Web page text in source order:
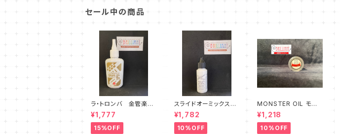
セール中の商品
ラ・トロンバ 金管楽器
用オイル T1・T2・T3
¥1,777
15%OFF
スライドオーミックス
ラピットコンフォート
¥1,782
10%OFF
MONSTER OIL モン
スターオイル Tuning S
lide Grease
¥1,218
10%OFF